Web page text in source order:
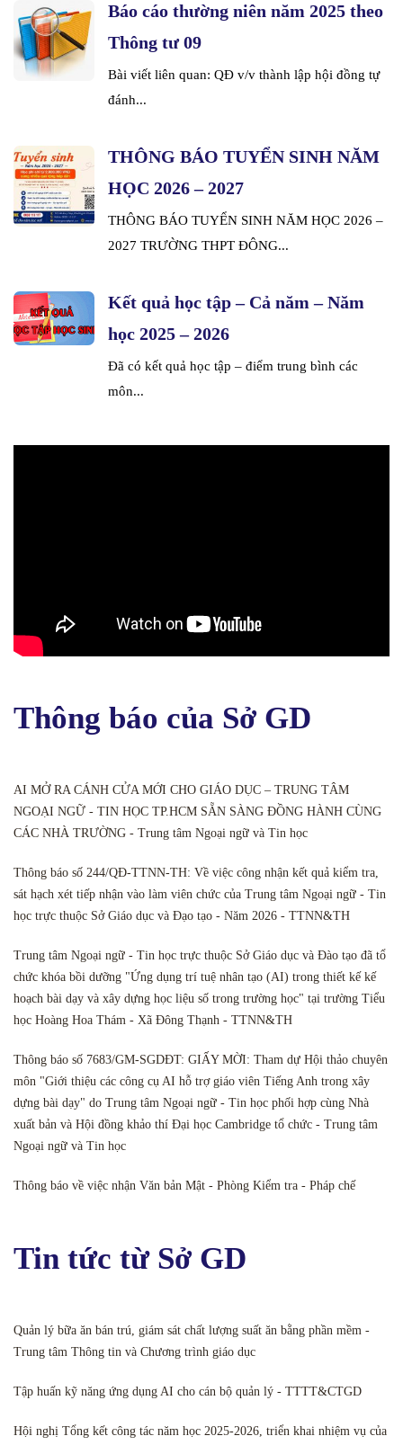
Báo cáo thường niên năm 2025 theo
Thông tư 09
Bài viết liên quan: QĐ v/v thành lập hội đồng tự
đánh...
THÔNG BÁO TUYỂN SINH NĂM
HỌC 2026 – 2027
THÔNG BÁO TUYỂN SINH NĂM HỌC 2026 –
2027 TRƯỜNG THPT ĐÔNG...
Kết quả học tập – Cả năm – Năm
học 2025 – 2026
Đã có kết quả học tập – điểm trung bình các
môn...
Thông báo của Sở GD
AI MỞ RA CÁNH CỬA MỚI CHO GIÁO DỤC – TRUNG TÂM
NGOẠI NGỮ - TIN HỌC TP.HCM SẴN SÀNG ĐỒNG HÀNH CÙNG
CÁC NHÀ TRƯỜNG - Trung tâm Ngoại ngữ và Tin học
Thông báo số 244/QĐ-TTNN-TH: Về việc công nhận kết quả kiểm tra,
sát hạch xét tiếp nhận vào làm viên chức của Trung tâm Ngoại ngữ - Tin
học trực thuộc Sở Giáo dục và Đạo tạo - Năm 2026 - TTNN&TH
Trung tâm Ngoại ngữ - Tin học trực thuộc Sở Giáo dục và Đào tạo đã tổ
chức khóa bồi dưỡng "Ứng dụng trí tuệ nhân tạo (AI) trong thiết kế kế
hoạch bài dạy và xây dựng học liệu số trong trường học" tại trường Tiểu
học Hoàng Hoa Thám - Xã Đông Thạnh - TTNN&TH
Thông báo số 7683/GM-SGDĐT: GIẤY MỜI: Tham dự Hội thảo chuyên
môn "Giới thiệu các công cụ AI hỗ trợ giáo viên Tiếng Anh trong xây
dựng bài dạy" do Trung tâm Ngoại ngữ - Tin học phối hợp cùng Nhà
xuất bản và Hội đồng khảo thí Đại học Cambridge tổ chức - Trung tâm
Ngoại ngữ và Tin học
Thông báo về việc nhận Văn bản Mật - Phòng Kiểm tra - Pháp chế
Tin tức từ Sở GD
Quản lý bữa ăn bán trú, giám sát chất lượng suất ăn bằng phần mềm -
Trung tâm Thông tin và Chương trình giáo dục
Tập huấn kỹ năng ứng dụng AI cho cán bộ quản lý - TTTT&CTGD
Hội nghị Tổng kết công tác năm học 2025-2026, triển khai nhiệm vụ của